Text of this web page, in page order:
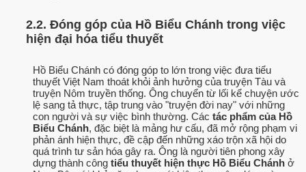
2.2. Đóng góp của Hồ Biểu Chánh trong việc
hiện đại hóa tiểu thuyết
Hồ Biểu Chánh có đóng góp to lớn trong việc đưa tiểu
thuyết Việt Nam thoát khỏi ảnh hưởng của truyện Tàu và
truyện Nôm truyền thống. Ông chuyển từ lối kể chuyện ước
lệ sang tả thực, tập trung vào "truyện đời nay" với những
con người và sự việc bình thường. Các tác phẩm của Hồ
Biểu Chánh, đặc biệt là mảng hư cấu, đã mở rộng phạm vi
phản ánh hiện thực, đề cập đến những xáo trộn xã hội do
quá trình tư sản hóa gây ra. Ông là người tiên phong xây
dựng thành công tiểu thuyết hiện thực Hồ Biểu Chánh ở